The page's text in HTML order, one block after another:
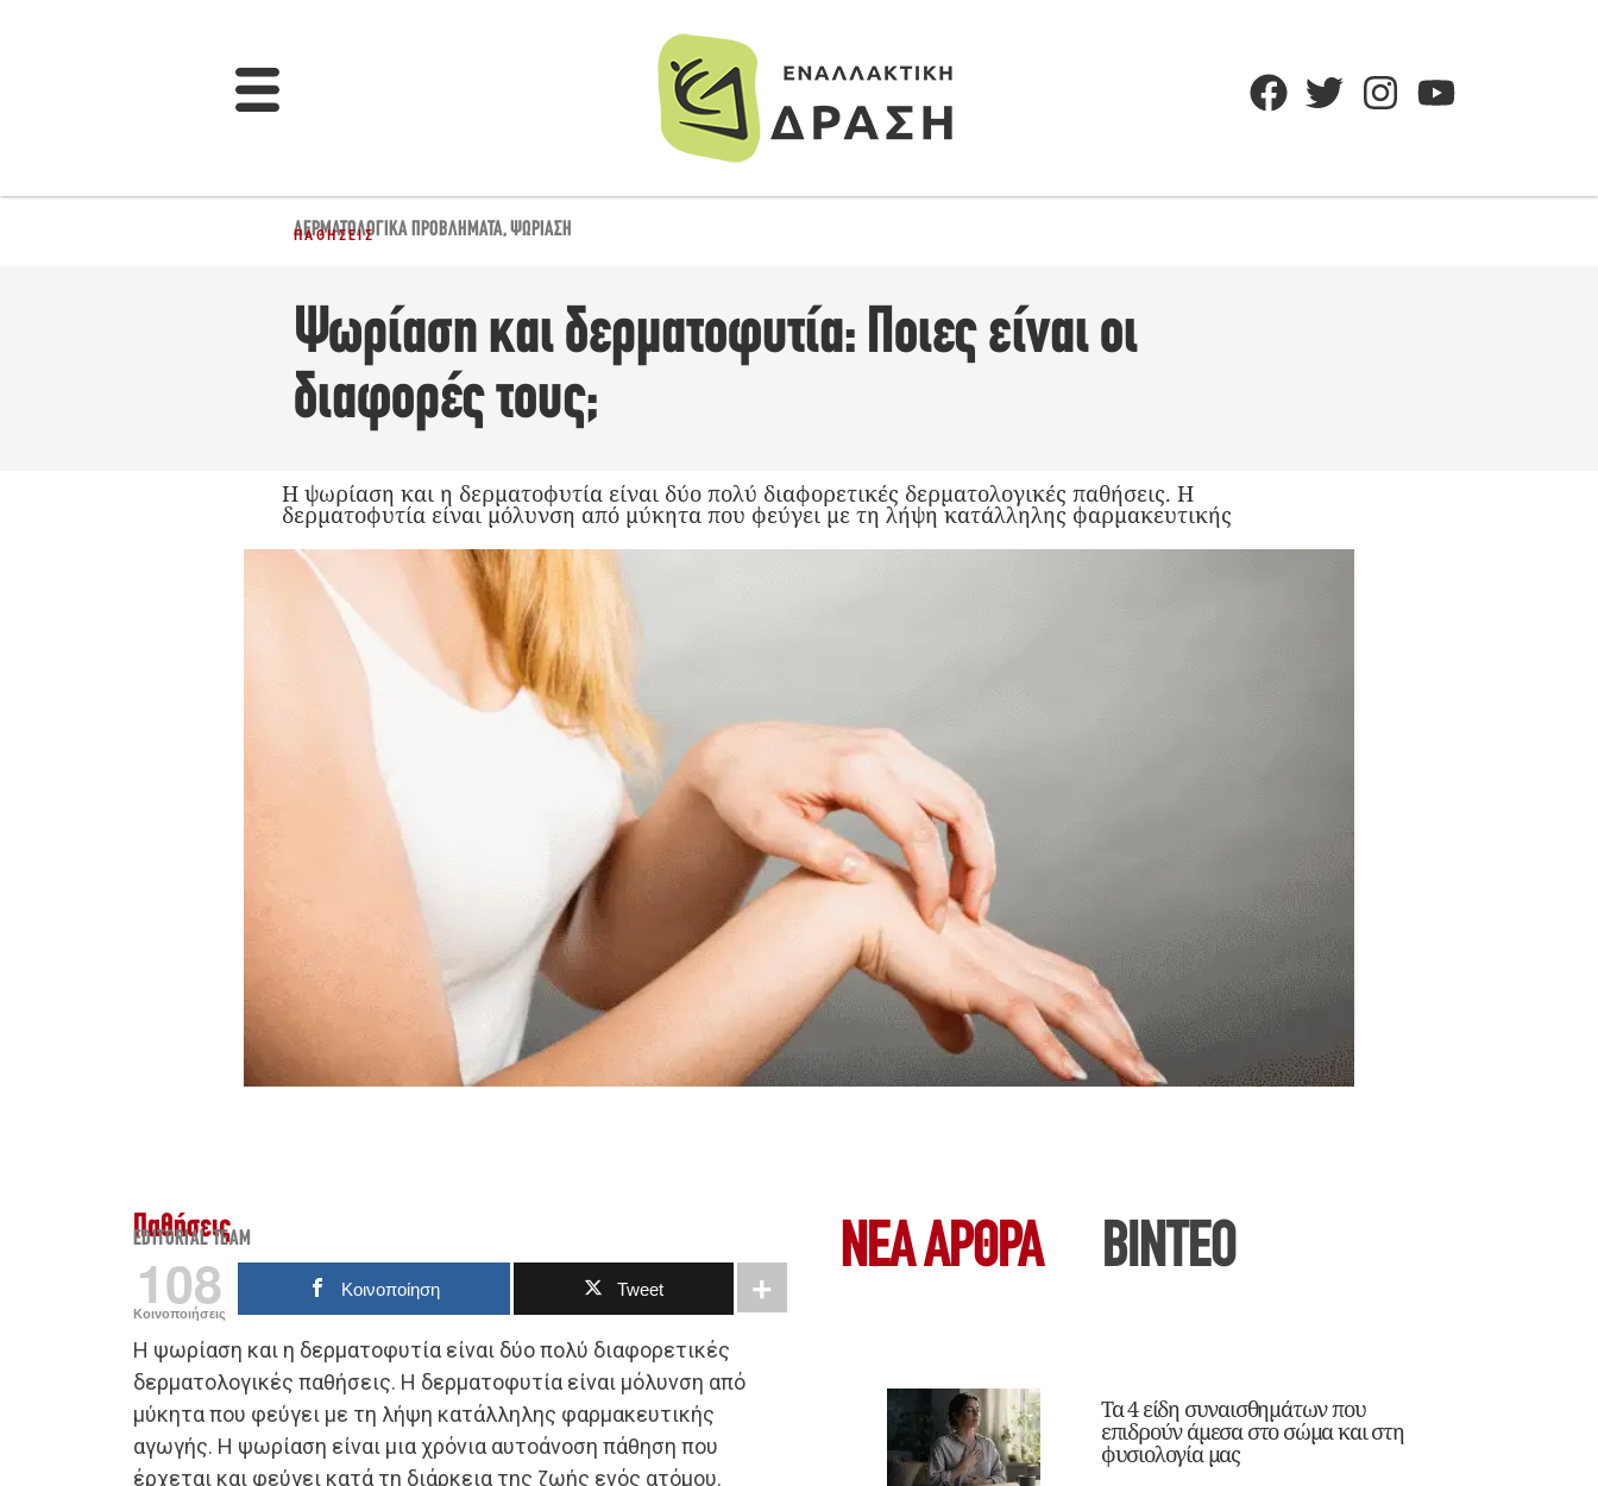
ΔΕΡΜΑΤΟΛΟΓΙΚΆ ΠΡΟΒΛΉΜΑΤΑ,ΨΩΡΊΑΣΗ
ΠΑΘΉΣΕΙΣ
Ψωρίαση και δερματοφυτία: Ποιες είναι οι
διαφορές τους;
Η ψωρίαση και η δερματοφυτία είναι δύο πολύ διαφορετικές δερματολογικές παθήσεις. Η
δερματοφυτία είναι μόλυνση από μύκητα που φεύγει με τη λήψη κατάλληλης φαρμακευτικής
Παθήσεις
EDITORIAL TEAM
108
Κοινοποιήσεις
Κοινοποίηση Tweet
Η ψωρίαση και η δερματοφυτία είναι δύο πολύ διαφορετικές
δερματολογικές παθήσεις. Η δερματοφυτία είναι μόλυνση από
μύκητα που φεύγει με τη λήψη κατάλληλης φαρμακευτικής
αγωγής. Η ψωρίαση είναι μια χρόνια αυτοάνοση πάθηση που
έρχεται και φεύγει κατά τη διάρκεια της ζωής ενός ατόμου.
ΝΕΑ ΆΡΘΡΑ ΒΙΝΤΕΟ
Τα 4 είδη συναισθημάτων που
επιδρούν άμεσα στο σώμα και στη
φυσιολογία μας